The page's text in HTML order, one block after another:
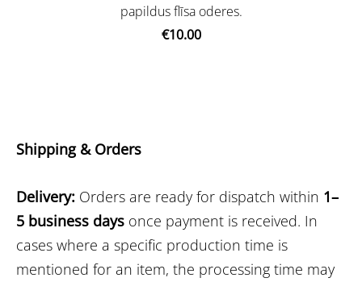
Shipping & Orders
Delivery: Orders are ready for dispatch within 1–
5 business days once payment is received. In
cases where a specific production time is
mentioned for an item, the processing time may
papildus flīsa oderes.
€10.00